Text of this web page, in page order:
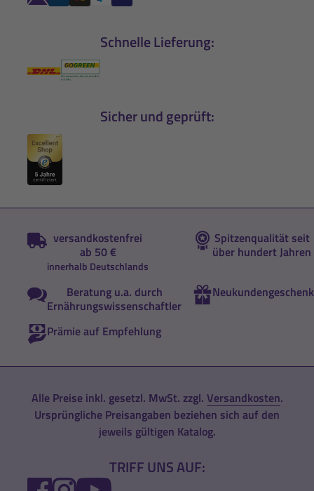
Schnelle Lieferung:
Sicher und geprüft:
versandkostenfrei
ab 50 €
innerhalb Deutschlands
Spitzenqualität seit
über hundert Jahren
Beratung u.a. durch
Ernährungswissenschaftler
Neukundengeschenk
Prämie auf Empfehlung
Alle Preise inkl. gesetzl. MwSt. zzgl. Versandkosten.
Ursprüngliche Preisangaben beziehen sich auf den
jeweils gültigen Katalog.
TRIFF UNS AUF: